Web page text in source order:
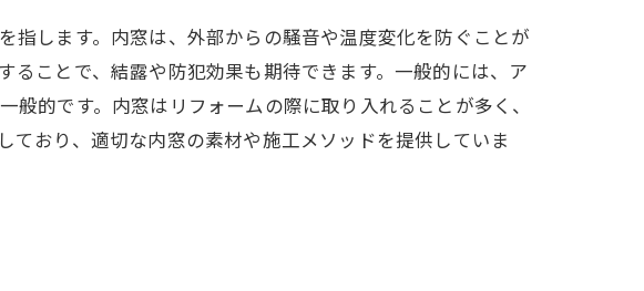
指します。内窓は、外部からの騒音や温度変化を防ぐことが
ことで、結露や防犯効果も期待できます。一般的には、ア
的です。内窓はリフォームの際に取り入れることが多く、
おり、適切な内窓の素材や施工メソッドを提供していま